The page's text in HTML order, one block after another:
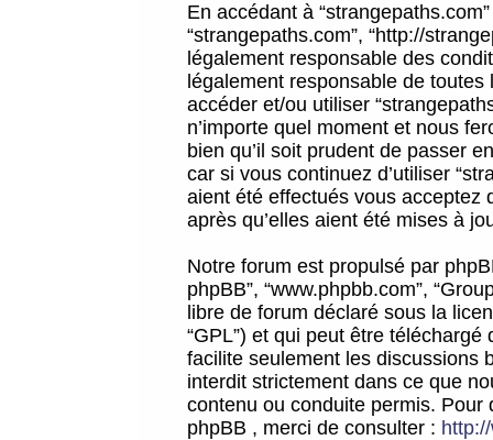
En accédant à
“strangepaths.com”, “http://
légalement responsable des
légalement responsable de
accéder et/ou utiliser
n’importe quel moment et nous
bien qu’il soit prudent de passer
car si vous continuez d’utiliser
aient été effectués vous acceptez
après qu’elles aient été mises à
Notre forum est propulsé par
phpBB”, “www.phpbb.com”,
libre de forum déclaré sous la
“GPL”) et qui peut être téléchargé
facilite seulement les discussions
interdit strictement dans ce que
contenu ou conduite permis.
phpBB , merci de consulter :